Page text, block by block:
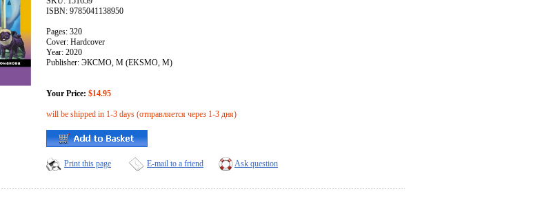
ISBN: 9785041138950
Pages: 320
Cover: Hardcover
Year: 2020
Publisher: ЭКСМО, М (EKSMO, M)
Your Price: $14.95
will be shipped in 1-3 days (отправляется через 1-3 дня)
Print this page E-mail to a friend Ask question